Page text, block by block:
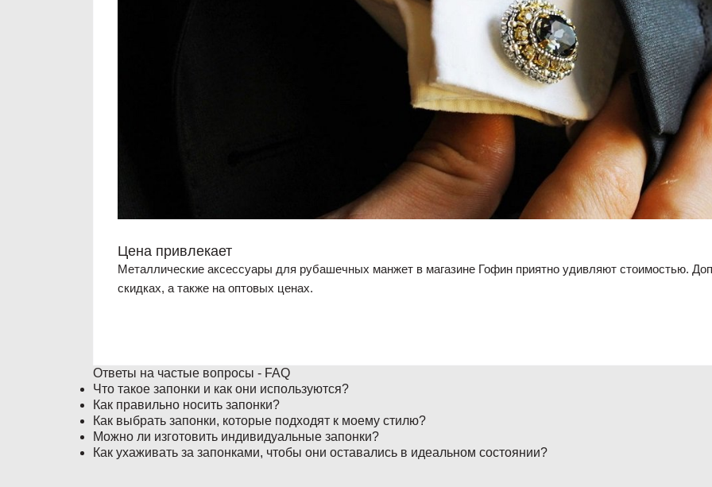
Цена привлекает
Металлические аксессуары для рубашечных манжет в магазине Гофин приятно удивляют стоимостью.
скидках, а также на оптовых ценах.
Ответы на частые вопросы - FAQ
Что такое запонки и как они используются?
Как правильно носить запонки?
Как выбрать запонки, которые подходят к моему стилю?
Можно ли изготовить индивидуальные запонки?
Как ухаживать за запонками, чтобы они оставались в идеальном состоянии?